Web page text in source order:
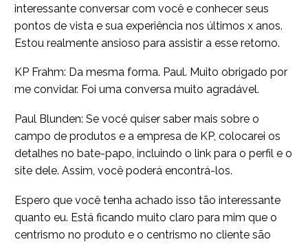
interessante conversar com você e conhecer seus
pontos de vista e sua experiência nos últimos x anos.
Estou realmente ansioso para assistir a esse retorno.
KP Frahm: Da mesma forma. Paul. Muito obrigado por
me convidar. Foi uma conversa muito agradável.
Paul Blunden: Se você quiser saber mais sobre o
campo de produtos e a empresa de KP, colocarei os
detalhes no bate-papo, incluindo o link para o perfil e o
site dele. Assim, você poderá encontrá-los.
Espero que você tenha achado isso tão interessante
quanto eu. Está ficando muito claro para mim que o
centrismo no produto e o centrismo no cliente são